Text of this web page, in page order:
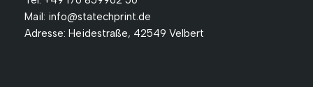
Mail: info@statechprint.de
Adresse: Heidestraße, 42549 Velbert